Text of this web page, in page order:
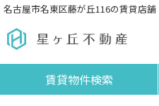
名古屋市名東区藤が丘116の賃貸店
賃貸物件検索